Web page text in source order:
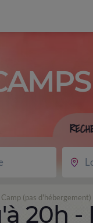
(pas d'hébergement)
20h -